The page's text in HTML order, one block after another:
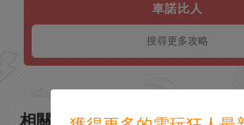
車諾比人
相關新聞